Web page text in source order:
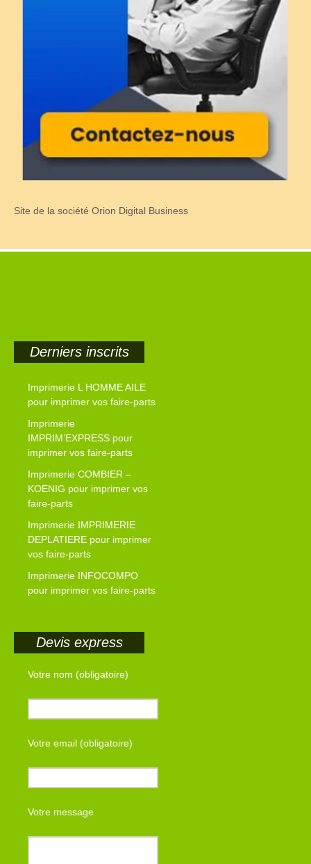
Site de la société Orion Digital Business
Derniers inscrits
Imprimerie L HOMME AILE
pour imprimer vos faire-parts
Imprimerie
IMPRIM’EXPRESS pour
imprimer vos faire-parts
Imprimerie COMBIER –
KOENIG pour imprimer vos
faire-parts
Imprimerie IMPRIMERIE
DEPLATIERE pour imprimer
vos faire-parts
Imprimerie INFOCOMPO
pour imprimer vos faire-parts
Devis express
Votre nom (obligatoire)
Votre email (obligatoire)
Votre message